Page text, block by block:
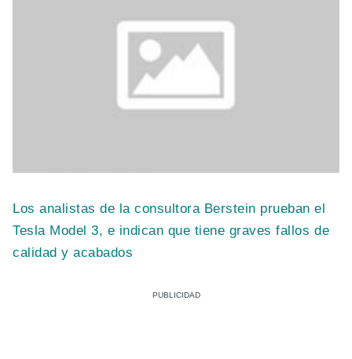
Los analistas de la consultora Berstein prueban el
Tesla Model 3, e indican que tiene graves fallos de
calidad y acabados